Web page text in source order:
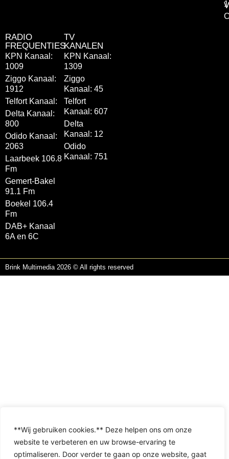
**Wij gebruiken cookies.** Deze helpen ons om onze
website te verbeteren en uw browse-ervaring te
optimaliseren. Door verder te gaan op onze website, gaat
RADIO
FREQUENTIES
KPN Kanaal:
1009
Ziggo Kanaal:
1912
Telfort Kanaal:
Delta Kanaal:
800
Odido Kanaal:
2063
Laarbeek 106.8
Fm
Gemert-Bakel
91.1 Fm
Boekel 106.4
Fm
DAB+ Kanaal
6A en 6C
TV
KANALEN
KPN Kanaal:
1309
Ziggo
Kanaal: 45
Telfort
Kanaal: 607
Delta
Kanaal: 12
Odido
Kanaal: 751
Brink Multimedia 2026 © All rights reserved